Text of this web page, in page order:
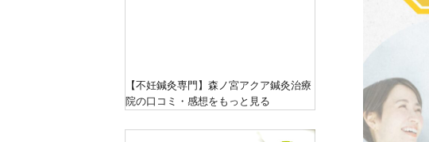
【不妊鍼灸専門】森ノ宮アクア鍼灸治療
院の口コミ・感想をもっと見る